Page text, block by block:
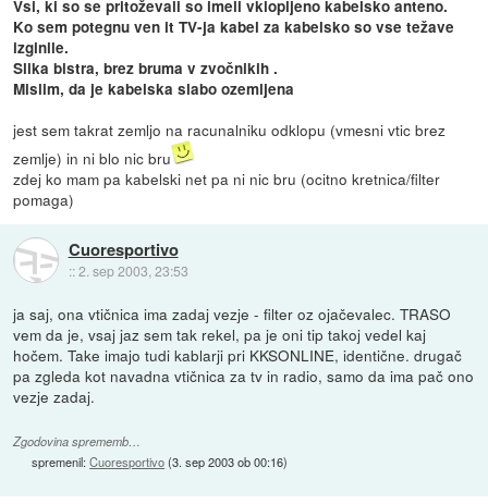
Vsi, ki so se pritoževali so imeli vklopljeno kabelsko anteno.
Ko sem potegnu ven it TV-ja kabel za kabelsko so vse težave
izginile.
Slika bistra, brez bruma v zvočnikih .
Mislim, da je kabelska slabo ozemljena
jest sem takrat zemljo na racunalniku odklopu (vmesni vtic brez
zemlje) in ni blo nic bru
zdej ko mam pa kabelski net pa ni nic bru (ocitno kretnica/filter
pomaga)
Cuoresportivo
::2. sep 2003, 23:53
ja saj, ona vtičnica ima zadaj vezje - filter oz ojačevalec. TRASO
vem da je, vsaj jaz sem tak rekel, pa je oni tip takoj vedel kaj
hočem. Take imajo tudi kablarji pri KKSONLINE, identične. drugač
pa zgleda kot navadna vtičnica za tv in radio, samo da ima pač ono
vezje zadaj.
Zgodovina sprememb…
spremenil:Cuoresportivo(3. sep 2003 ob 00:16)